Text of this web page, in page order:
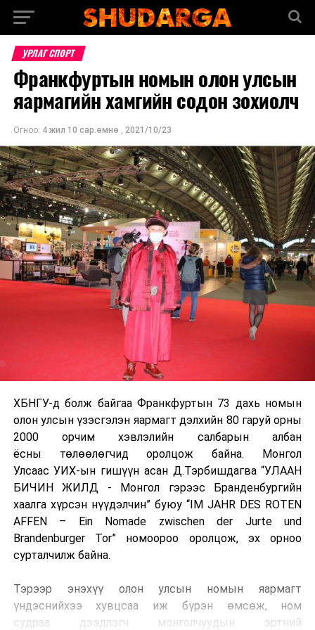
УРЛАГ СПОРТ
Франкфуртын номын олон улсын
яармагийн хамгийн содон зохиолч
Огноо: 4 жил 10 сар.өмнө , 2021/10/23
ХБНГУ-д болж байгаа Франкфуртын 73 дахь номын
олон улсын үзэсгэлэн яармагт дэлхийн 80 гаруй орны
2000 орчим хэвлэлийн салбарын албан
ёсны төлөөлөгчид оролцож байна. Монгол
Улсаас УИХ-ын гишүүн асан Д.Тэрбишдагва “УЛААН
БИЧИН ЖИЛД - Монгол гэрээс Бранденбургийн
хаалга хүрсэн нүүдэлчин” буюу “IM JAHR DES ROTEN
AFFEN – Ein Nomade zwischen der Jurte und
Brandenburger Tor” номоороо оролцож, эх орноо
сурталчилж байна.
Тэрээр энэхүү олон улсын номын яармагт
үндэснийхээ хувцсаа иж бүрэн өмсөж, ном
судраа дээдлэгч монголчуудын эртний